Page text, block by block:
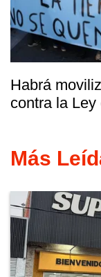
Habrá
contra la Ley
Más